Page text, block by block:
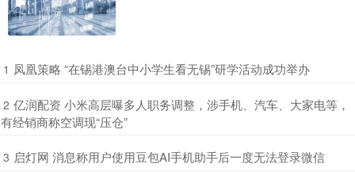
1 ​凤凰策略 “在锡港澳台中小学生看无锡”研学活动成功举办
2 ​亿润配资 小米高层曝多人职务调整，涉手机、汽车、大家电等，
有经销商称空调现“压仓”
3 ​启灯网 消息称用户使用豆包AI手机助手后一度无法登录微信